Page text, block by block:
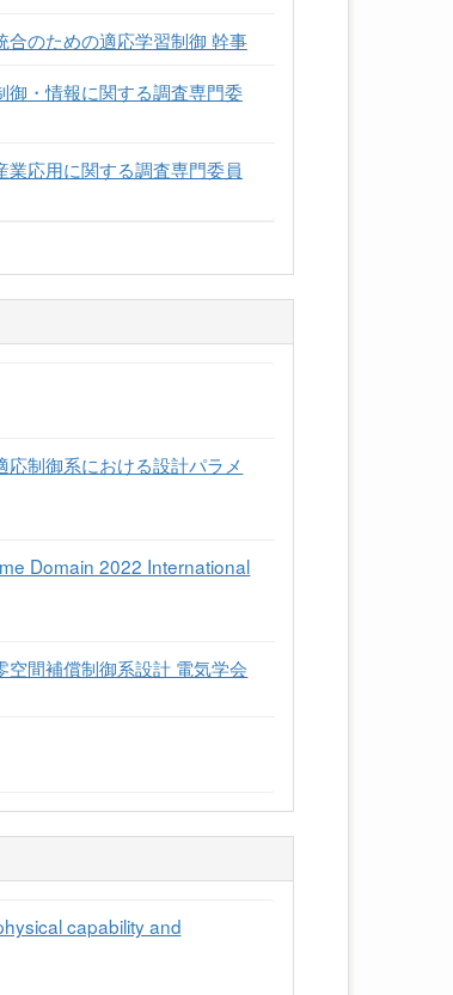
のための適応学習制御 幹事
御・情報に関する調査専門委
応用に関する調査専門委員
制御系における設計パラメ
Domain 2022 International
間補償制御系設計 電気学会
capability and